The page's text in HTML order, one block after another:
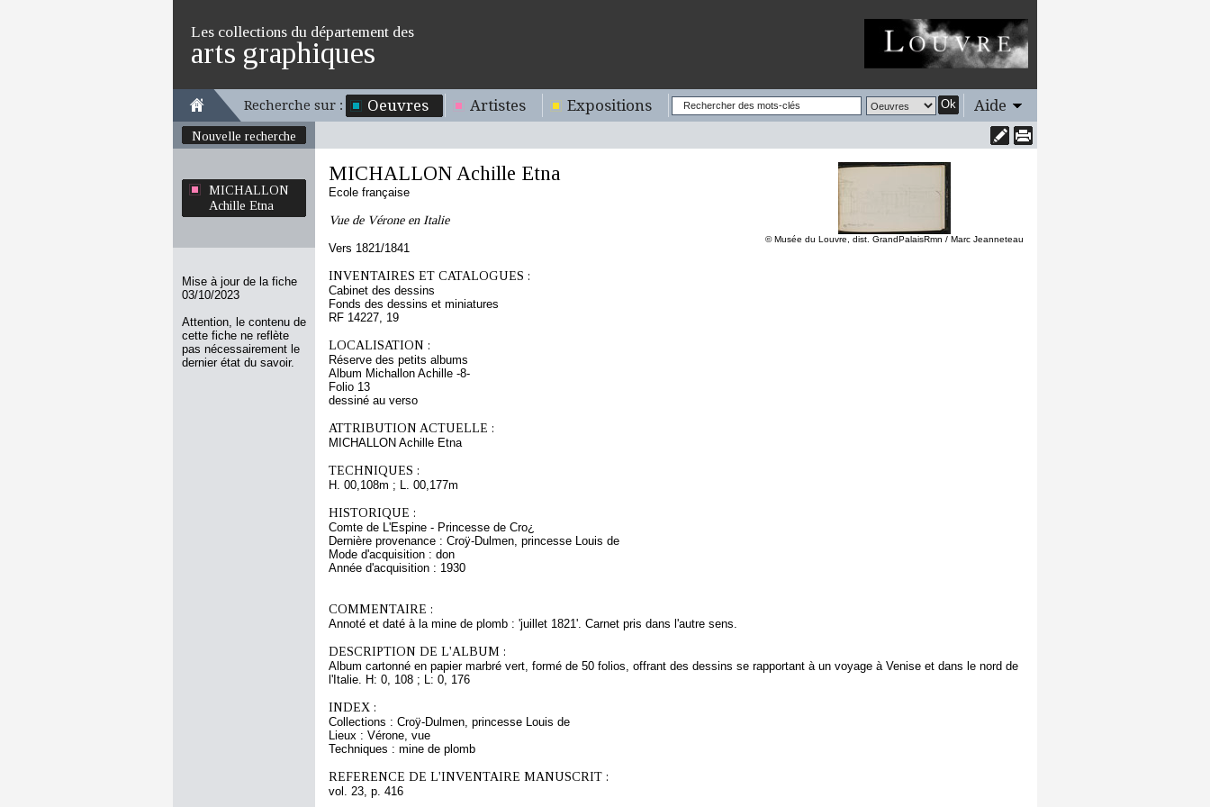
Les collections du département des
arts graphiques
Recherche sur : Oeuvres Artistes Expositions Ok Aide
Nouvelle recherche
MICHALLON
Achille Etna
Mise à jour de la fiche
03/10/2023
Attention, le contenu de
cette fiche ne reflète
pas nécessairement le
dernier état du savoir.
© Musée du Louvre, dist. GrandPalaisRmn / Marc Jeanneteau
MICHALLON Achille Etna
Ecole française
Vue de Vérone en Italie
Vers 1821/1841
INVENTAIRES ET CATALOGUES :
Cabinet des dessins
Fonds des dessins et miniatures
RF 14227, 19
LOCALISATION :
Réserve des petits albums
Album Michallon Achille -8-
Folio 13
dessiné au verso
ATTRIBUTION ACTUELLE :
MICHALLON Achille Etna
TECHNIQUES :
H. 00,108m ; L. 00,177m
HISTORIQUE :
Comte de L'Espine - Princesse de Cro¿
Dernière provenance : Croÿ-Dulmen, princesse Louis de
Mode d'acquisition : don
Année d'acquisition : 1930
COMMENTAIRE :
Annoté et daté à la mine de plomb : 'juillet 1821'. Carnet pris dans l'autre sens.
DESCRIPTION DE L'ALBUM :
Album cartonné en papier marbré vert, formé de 50 folios, offrant des dessins se rapportant à un voyage à Venise et dans le nord de
l'Italie. H: 0, 108 ; L: 0, 176
INDEX :
Collections : Croÿ-Dulmen, princesse Louis de
Lieux : Vérone, vue
Techniques : mine de plomb
REFERENCE DE L'INVENTAIRE MANUSCRIT :
vol. 23, p. 416